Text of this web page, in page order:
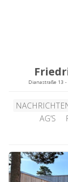
Dianastraße 13
AG’S